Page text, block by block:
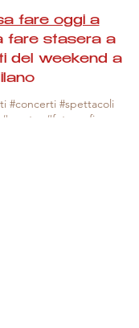
fare oggi a
stasera a
del weekend a
#concerti #spettacoli
#fotografia